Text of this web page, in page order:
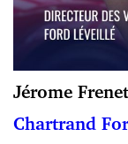
Jérome
Chartrand